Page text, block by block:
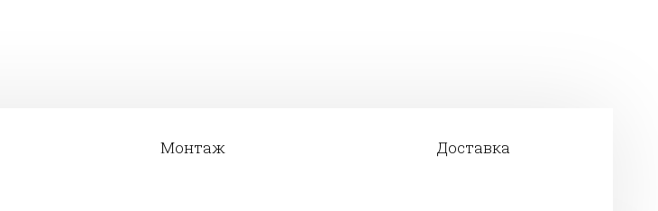
Монтаж Доставка